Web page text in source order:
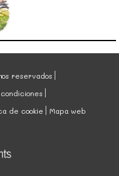
reservados
de cookie Mapa web